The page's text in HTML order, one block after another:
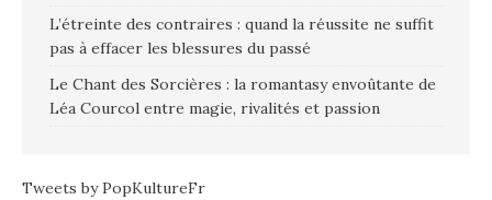
L’étreinte des contraires : quand la réussite ne suffit
pas à effacer les blessures du passé
Le Chant des Sorcières : la romantasy envoûtante de
Léa Courcol entre magie, rivalités et passion
Tweets by PopKultureFr